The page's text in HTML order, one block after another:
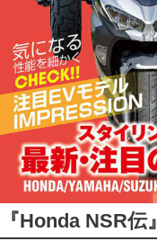
『Honda NSR伝』